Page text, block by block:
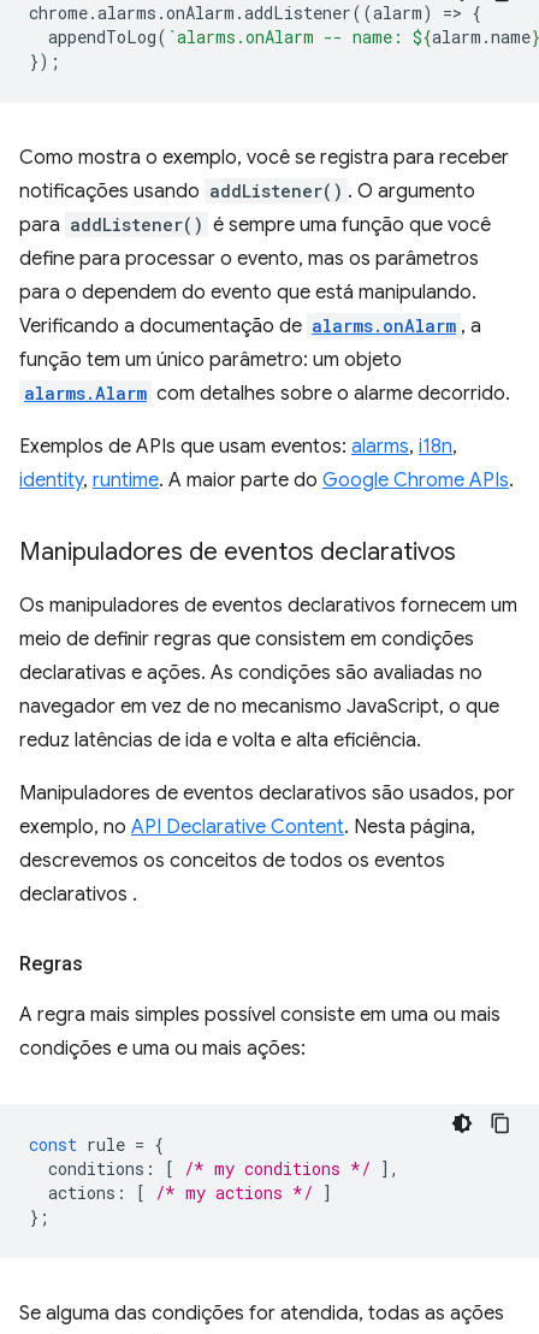
chrome.alarms .onAlarm .addListener((alarm) => {
appendToLog( `alarms.onAlarm -- name: ${alarm .name}
});
Como mostra o exemplo, você se registra para receber
notificações usando addListener() . O argumento
para addListener() é sempre uma função que você
define para processar o evento, mas os parâmetros
para o dependem do evento que está manipulando.
Verificando a documentação de alarms.onAlarm , a
função tem um único parâmetro: um objeto
alarms.Alarm com detalhes sobre o alarme decorrido.
Exemplos de APIs que usam eventos: alarms, i18n,
identity, runtime. A maior parte do Google Chrome APIs.
Manipuladores de eventos declarativos
Os manipuladores de eventos declarativos fornecem um
meio de definir regras que consistem em condições
declarativas e ações. As condições são avaliadas no
navegador em vez de no mecanismo JavaScript, o que
reduz latências de ida e volta e alta eficiência.
Manipuladores de eventos declarativos são usados, por
exemplo, no API Declarative Content. Nesta página,
descrevemos os conceitos de todos os eventos
declarativos .
Regras
A regra mais simples possível consiste em uma ou mais
condições e uma ou mais ações:
const rule = {
conditions : [ /* my conditions */ ],
actions : [ /* my actions */ ]
};
Se alguma das condições for atendida, todas as ações